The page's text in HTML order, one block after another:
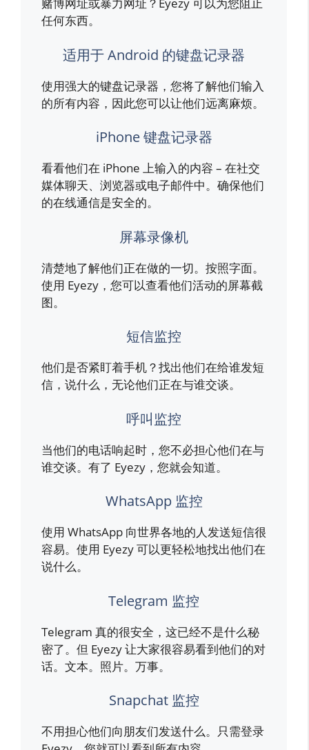
任何东西。
适用于 Android 的键盘记录器
使用强大的键盘记录器，您将了解他们输入
的所有内容，因此您可以让他们远离麻烦。
iPhone 键盘记录器
看看他们在 iPhone 上输入的内容 – 在社交
媒体聊天、浏览器或电子邮件中。确保他们
的在线通信是安全的。
屏幕录像机
清楚地了解他们正在做的一切。按照字面。
使用 Eyezy，您可以查看他们活动的屏幕截
图。
短信监控
他们是否紧盯着手机？找出他们在给谁发短
信，说什么，无论他们正在与谁交谈。
呼叫监控
当他们的电话响起时，您不必担心他们在与
谁交谈。有了 Eyezy，您就会知道。
WhatsApp 监控
使用 WhatsApp 向世界各地的人发送短信很
容易。使用 Eyezy 可以更轻松地找出他们在
说什么。
Telegram 监控
Telegram 真的很安全，这已经不是什么秘
密了。但 Eyezy 让大家很容易看到他们的对
话。文本。照片。万事。
Snapchat 监控
不用担心他们向朋友们发送什么。只需登录